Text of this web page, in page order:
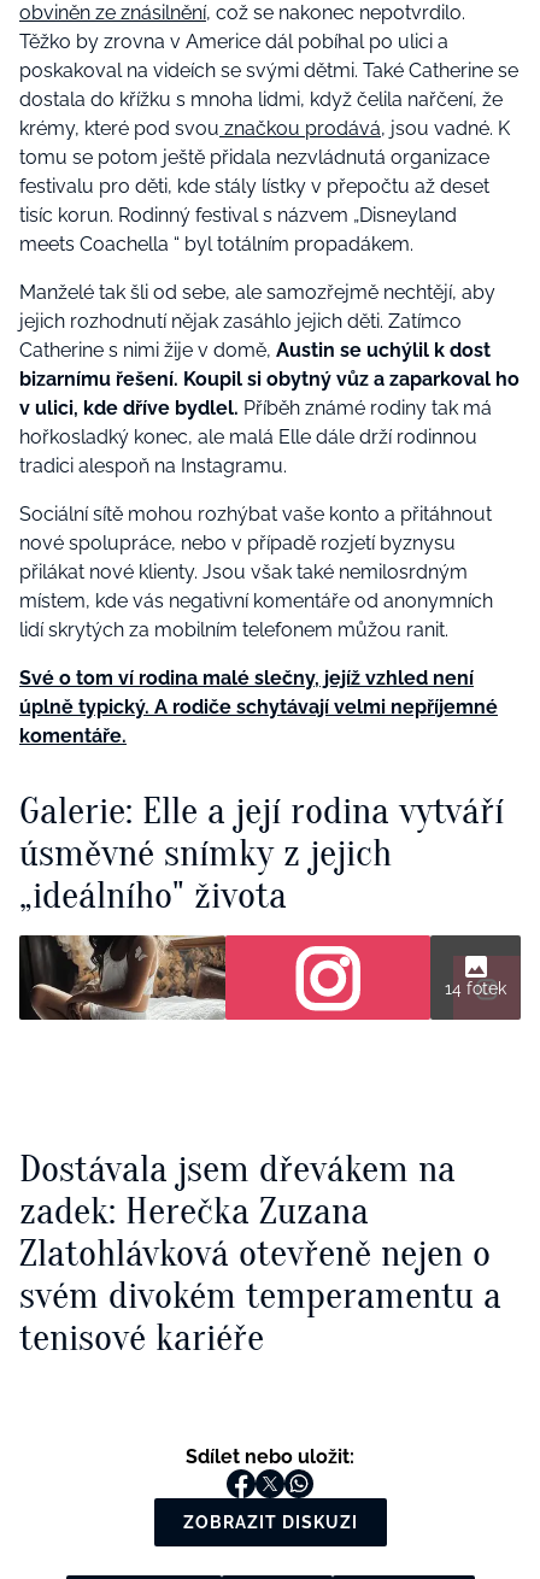
obviněn ze znásilnění, což se nakonec nepotvrdilo.
Těžko by zrovna v Americe dál pobíhal po ulici a
poskakoval na videích se svými dětmi. Také Catherine se
dostala do křížku s mnoha lidmi, když čelila nařčení, že
krémy, které pod svou značkou prodává, jsou vadné. K
tomu se potom ještě přidala nezvládnutá organizace
festivalu pro děti, kde stály lístky v přepočtu až deset
tisíc korun. Rodinný festival s názvem „Disneyland
meets Coachella “ byl totálním propadákem.
Manželé tak šli od sebe, ale samozřejmě nechtějí, aby
jejich rozhodnutí nějak zasáhlo jejich děti. Zatímco
Catherine s nimi žije v domě, Austin se uchýlil k dost
bizarnímu řešení. Koupil si obytný vůz a zaparkoval ho
v ulici, kde dříve bydlel. Příběh známé rodiny tak má
hořkosladký konec, ale malá Elle dále drží rodinnou
tradici alespoň na Instagramu.
Sociální sítě mohou rozhýbat vaše konto a přitáhnout
nové spolupráce, nebo v případě rozjetí byznysu
přilákat nové klienty. Jsou však také nemilosrdným
místem, kde vás negativní komentáře od anonymních
lidí skrytých za mobilním telefonem můžou ranit.
Své o tom ví rodina malé slečny, jejíž vzhled není
úplně typický. A rodiče schytávají velmi nepříjemné
komentáře.
Galerie: Elle a její rodina vytváří
úsměvné snímky z jejich
„ideálního" života
14 fotek
Dostávala jsem dřevákem na
zadek: Herečka Zuzana
Zlatohlávková otevřeně nejen o
svém divokém temperamentu a
tenisové kariéře
Sdílet nebo uložit:
ZOBRAZIT DISKUZI